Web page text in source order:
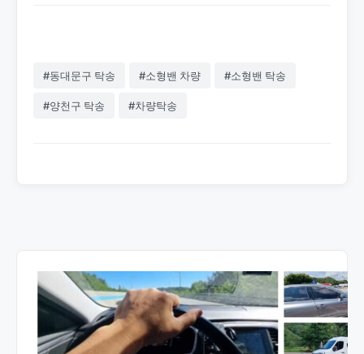
#동대문구 탁송 #소형밴 차량 #소형밴 탁송
#양천구 탁송 #차량탁송